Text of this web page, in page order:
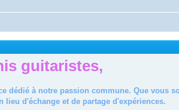
guitaristes,
dédié à notre passion commune. Que vous
d'échange et de partage d'expériences.